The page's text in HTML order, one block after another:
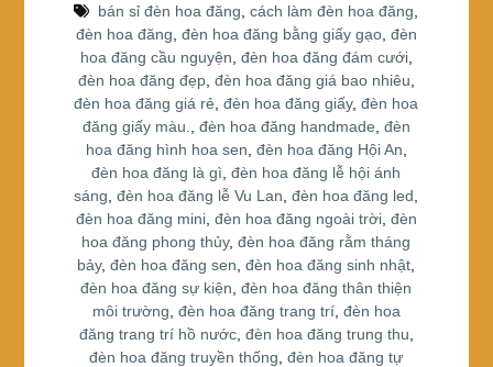
o
k
bán sỉ đèn hoa đăng ,cách làm đèn hoa đăng
đèn hoa đăng đèn hoa đăng bằng giấy gạo, đèn
hoa đăng cầu nguyện đèn hoa đăng đám cưới,
đèn hoa đăng đẹp, đèn hoa đăng giá bao nhiêu
đèn hoa đăng giá rẻ ,đèn hoa đăng giấy,đèn hoa
đăng giấy màu.
đèn hoa đăng handmade đèn
hoa đăng hình hoa sen đèn hoa đăng Hội An
đèn hoa đăng là gì ,đèn hoa đăng lễ hội ánh
sáng ,đèn hoa đăng lễ Vu Lan ,đèn hoa đăng led
đèn hoa đăng mini, đèn hoa đăng ngoài trời, đèn
hoa đăng phong thủy,đèn hoa đăng rằm tháng
bảy,đèn hoa đăng sen ,đèn hoa đăng sinh nhật
đèn hoa đăng sự kiện ,đèn hoa đăng thân thiện
môi trường đèn hoa đăng trang trí, đèn hoa
đăng trang trí hồ nước, đèn hoa đăng trung thu
đèn hoa đăng truyền thống ,đèn hoa đăng tự